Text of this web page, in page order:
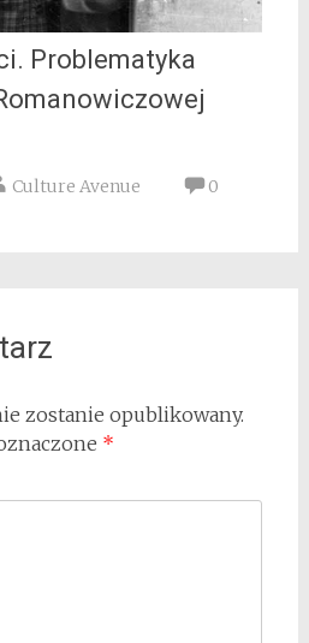
Problematyka
Culture Avenue
0
zostanie opublikowany.
*